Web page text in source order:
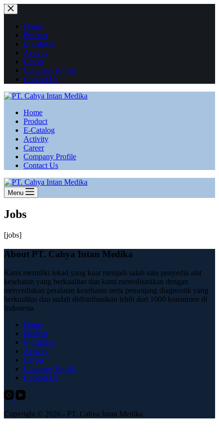
Home
Product
E-Catalog
Activity
Career
Company Profile
Contact Us
Home
Product
E-Catalog
Activity
Career
Company Profile
Contact Us
Menu
Jobs
[jobs]
About PT. Cahya Intan Medika
Kami memiliki tekad yang kuat menjadi salah satu penyedia alat
kesehatan yang berkualitas dan kami merealisasikan dengan
menyediakan peralatan kesehatan serta penunjang diagnostik yang
berkualitas dan sudah didistribusikan lebih dari 1000 konsumen di
Indonesia
Home
Product
E-Catalog
Activity
Career
Company Profile
Contact Us
Copyright © 2026 - PT. Cahya Intan Medika